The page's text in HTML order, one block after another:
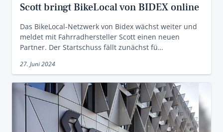
Scott bringt BikeLocal von BIDEX online
Das BikeLocal-Netzwerk von Bidex wächst weiter und
meldet mit Fahrradhersteller Scott einen neuen
Partner. Der Startschuss fällt zunächst fü…
27. Juni 2024